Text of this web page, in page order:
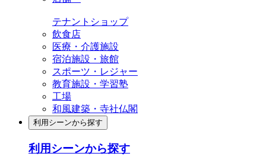
テナントショップ
飲食店
医療・介護施設
宿泊施設・旅館
スポーツ・レジャー
教育施設・学習塾
工場
和風建築・寺社仏閣
利用シーンから探す
利用シーンから探す